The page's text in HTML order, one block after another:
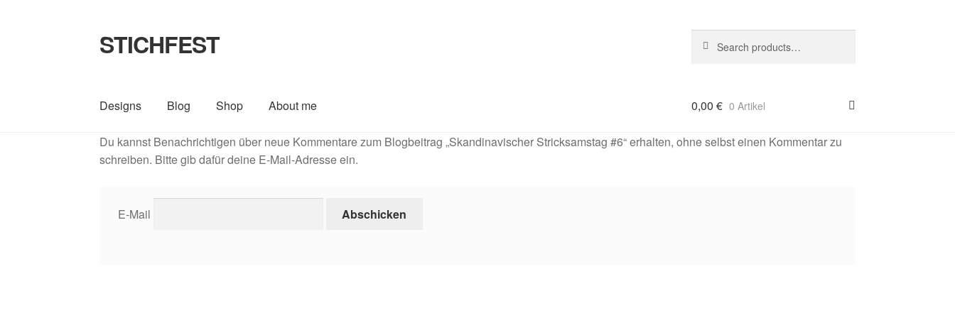
Zur
Navigation
Zum
Inhalt
STICHFEST
nach:
Designs Blog Shop About me 0,00 € 0 Artikel
Du kannst Benachrichtigen über neue Kommentare zum Blogbeitrag „Skandinavischer Stricksamstag #6“ erhalten, ohne selbst einen Kommentar zu
schreiben. Bitte gib dafür deine E-Mail-Adresse ein.
E-Mail